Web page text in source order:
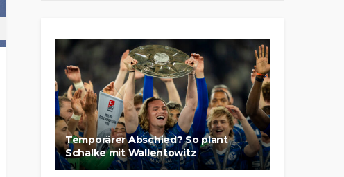
Temporärer Abschied? So plant
Schalke mit Wallentowitz